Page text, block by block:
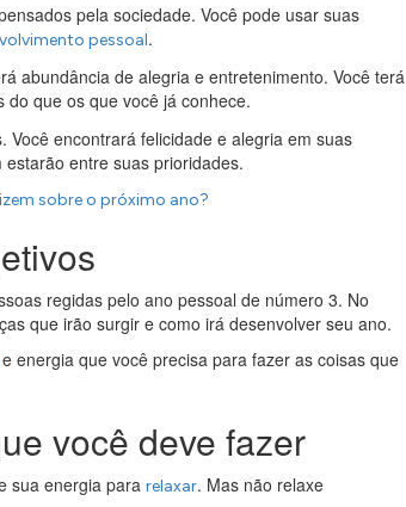
​​pela sociedade. Você pode usar suas
pessoal.
abundância de alegria e entretenimento. Você terá
que os que você já conhece.
encontrará felicidade e alegria em suas
entre suas prioridades.
sobre o próximo ano?
regidas pelo ano pessoal de número 3. No
que irão surgir e como irá desenvolver seu ano.
e energia que você precisa para fazer as coisas que
você deve fazer
sua energia para relaxar. Mas não relaxe